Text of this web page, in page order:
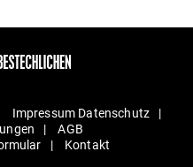
Impressum Daten­schutz
AGB
Kontakt